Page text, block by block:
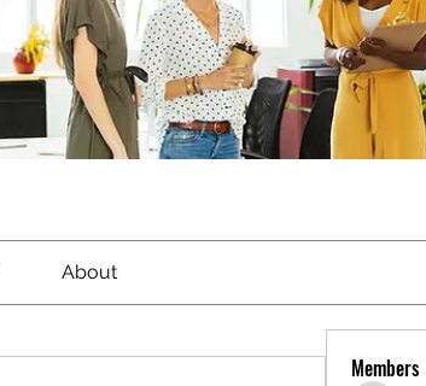
About
Members